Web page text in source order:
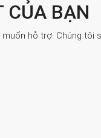
CỦA BẠN
hỗ trợ. Chúng